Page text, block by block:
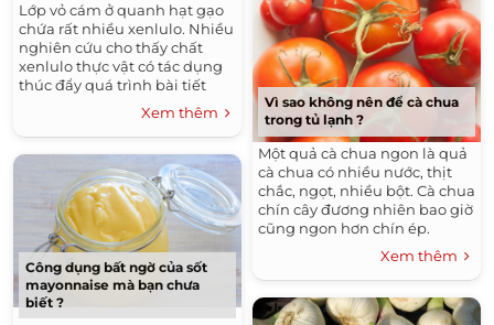
Lớp vỏ cám ở quanh hạt gạo
chứa rất nhiều xenlulo. Nhiều
nghiên cứu cho thấy chất
xenlulo thực vật có tác dụng
thúc đẩy quá trình bài tiết
cholesterol, làm giảm hàm
lượng cholesterol có hại trong
máu.
Xem thêm
Công dụng bất ngờ của sốt
mayonnaise mà bạn chưa
biết ?
Vì sao không nên để cà chua
trong tủ lạnh ?
Một quả cà chua ngon là quả
cà chua có nhiều nước, thịt
chắc, ngọt, nhiều bột. Cà chua
chín cây đương nhiên bao giờ
cũng ngon hơn chín ép.
Xem thêm